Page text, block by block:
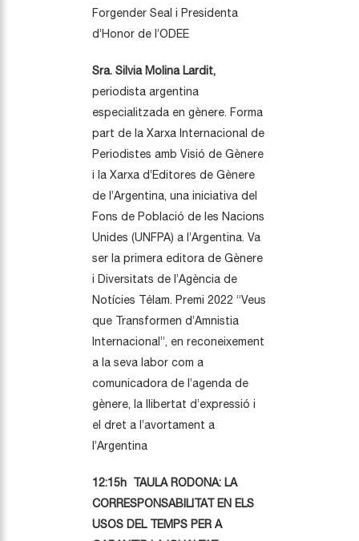
Forgender Seal i Presidenta
d’Honor de l’ODEE
Sra. Silvia Molina Lardit,
periodista argentina
especialitzada en gènere. Forma
part de la Xarxa Internacional de
Periodistes amb Visió de Gènere
i la Xarxa d’Editores de Gènere
de l’Argentina, una iniciativa del
Fons de Població de les Nacions
Unides (UNFPA) a l’Argentina. Va
ser la primera editora de Gènere
i Diversitats de l’Agència de
Notícies Télam. Premi 2022 “Veus
que Transformen d’Amnistia
Internacional”, en reconeixement
a la seva labor com a
comunicadora de l’agenda de
gènere, la llibertat d’expressió i
el dret a l’avortament a
l’Argentina
1 2:15h TAULA RODONA: LA
CORRESPONSABILITAT EN ELS
USOS DEL TEMPS PER A